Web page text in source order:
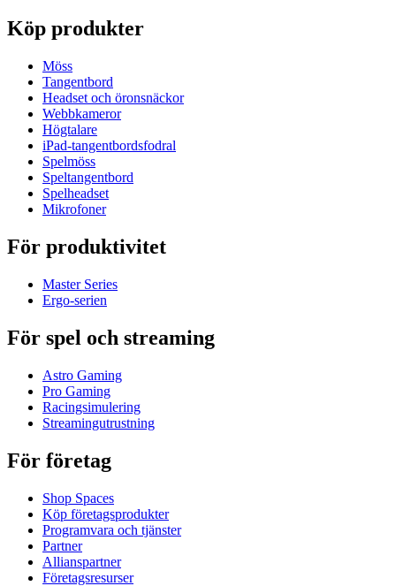
Köp produkter
Möss
Tangentbord
Headset och öronsnäckor
Webbkameror
Högtalare
iPad-tangentbordsfodral
Spelmöss
Speltangentbord
Spelheadset
Mikrofoner
För produktivitet
Master Series
Ergo-serien
För spel och streaming
Astro Gaming
Pro Gaming
Racingsimulering
Streamingutrustning
För företag
Shop Spaces
Köp företagsprodukter
Programvara och tjänster
Partner
Allianspartner
Företagsresurser